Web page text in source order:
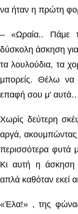
να ήταν η πρώτη
– «Ωραία.. Πάμε
δύσκολη άσκηση
τα λουλούδια, τα
μπορείς. Θέλω να
επαφή σου μ’
Χωρίς δεύτερη
αργά, ακουμπώντας
περισσότερα φυτά
Κι αυτή η
απλά καθόταν εκεί
«Έλα!» , της